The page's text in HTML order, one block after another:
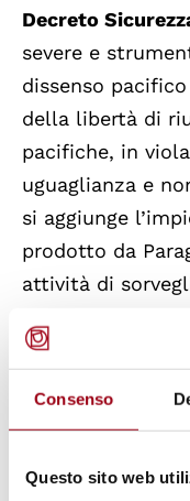
Consenso
Questo sito web
Decreto
severe e
dissenso
della libertà di
pacifiche, in
uguaglianza e
si aggiunge
prodotto da
attività di
crescente
generale di